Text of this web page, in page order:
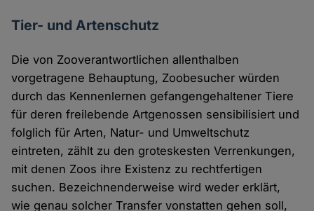
Tier- und Artenschutz
Die von Zooverantwortlichen allenthalben
vorgetragene Behauptung, Zoobesucher würden
durch das Kennenlernen gefangengehaltener Tiere
für deren freilebende Artgenossen sensibilisiert und
folglich für Arten, Natur- und Umweltschutz
eintreten, zählt zu den groteskesten Verrenkungen,
mit denen Zoos ihre Existenz zu rechtfertigen
suchen. Bezeichnenderweise wird weder erklärt,
wie genau solcher Transfer vonstatten gehen soll,